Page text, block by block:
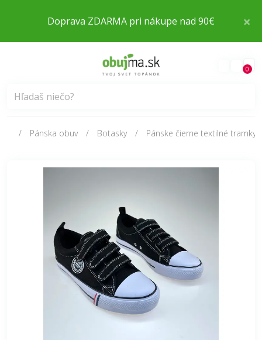
×
Doprava ZDARMA pri nákupe nad 90€
0
Pánska obuv Botasky Pánske čierne textilné tramky